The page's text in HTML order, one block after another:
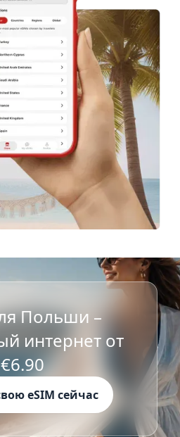
Польши –
интернет от
€6.90
eSIM сейчас